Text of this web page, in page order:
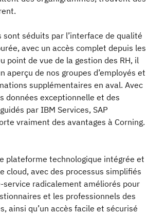
sont séduits par l’interface de qualité
avec un accès complet depuis les
point de vue de la gestion des RH, il
aperçu de nos groupes d’employés et
supplémentaires en aval. Avec
données exceptionnelle et des
par IBM Services, SAP
vraiment des avantages à Corning.
plateforme technologique intégrée et
cloud, avec des processus simplifiés
radicalement améliorés pour
et les professionnels des
ainsi qu’un accès facile et sécurisé